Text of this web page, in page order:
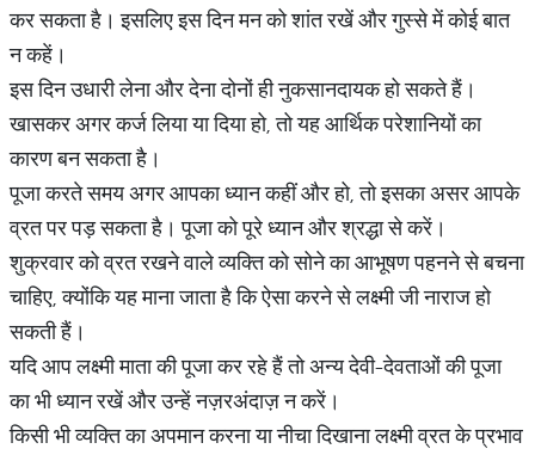
कर सकता है। इसलिए इस दिन मन को शांत रखें और गुस्से में कोई बात
न कहें।
इस दिन उधारी लेना और देना दोनों ही नुकसानदायक हो सकते हैं।
खासकर अगर कर्ज लिया या दिया हो, तो यह आर्थिक परेशानियों का
कारण बन सकता है।
पूजा करते समय अगर आपका ध्यान कहीं और हो, तो इसका असर आपके
व्रत पर पड़ सकता है। पूजा को पूरे ध्यान और श्रद्धा से करें।
शुक्रवार को व्रत रखने वाले व्यक्ति को सोने का आभूषण पहनने से बचना
चाहिए, क्योंकि यह माना जाता है कि ऐसा करने से लक्ष्मी जी नाराज हो
सकती हैं।
यदि आप लक्ष्मी माता की पूजा कर रहे हैं तो अन्य देवी-देवताओं की पूजा
का भी ध्यान रखें और उन्हें नज़रअंदाज़ न करें।
किसी भी व्यक्ति का अपमान करना या नीचा दिखाना लक्ष्मी व्रत के प्रभाव